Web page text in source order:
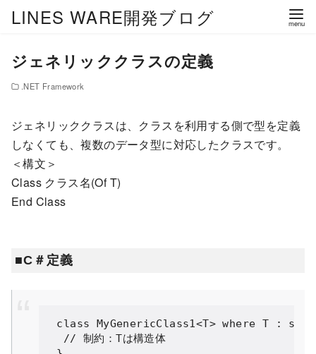
LINES WARE開発ブログ
ジェネリッククラスの定義
.NET Framework
ジェネリッククラスは、クラスを利用する側で型を定義
しなくても、複数のデータ型に対応したクラスです。
＜構文＞
Class クラス名(Of T)
End Class
■C＃定義
class MyGenericClass1<T> where T :
// 制約：Tは構造体